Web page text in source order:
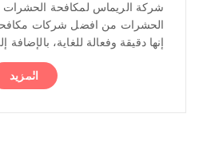
شركة الريماس لمكافحة
الحشرات من افضل شركات
إنها دقيقة وفعالة للغاية، بالإضافة
المزيد